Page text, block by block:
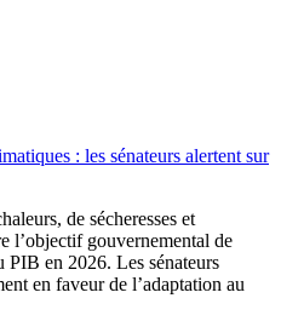
: les sénateurs alertent sur
de sécheresses et
l’objectif gouvernemental de
en 2026. Les sénateurs
en faveur de l’adaptation au